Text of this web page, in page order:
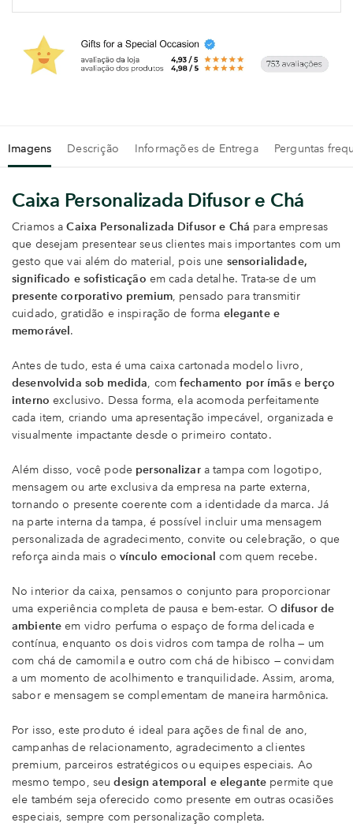
Imagens Descrição Informações de Entrega Perguntas
Caixa Personalizada Difusor e Chá
Criamos aCaixa Personalizada Difusor e Chá para empresas
que desejam presentear seus clientes mais importantes com um
gesto que vai além do material, pois une sensorialidade,
significado e sofisticação em cada detalhe. Trata-se de um
presente corporativo premium, pensado para transmitir
cuidado, gratidão e inspiração de forma elegante e
memorável.
Antes de tudo, esta é uma caixa cartonada modelo livro,
desenvolvida sob medida, comfechamento por ímãse berço
interno exclusivo. Dessa forma, ela acomoda perfeitamente
cada item, criando uma apresentação impecável, organizada e
visualmente impactante desde o primeiro contato.
Além disso, você pode personalizara tampa com logotipo,
mensagem ou arte exclusiva da empresa na parte externa,
tornando o presente coerente com a identidade da marca. Já
na parte interna da tampa, é possível incluir uma mensagem
personalizada de agradecimento, convite ou celebração, o que
reforça ainda mais o vínculo emocional com quem recebe.
No interior da caixa, pensamos o conjunto para proporcionar
uma experiência completa de pausa e bem-estar. O difusor de
ambiente em vidro perfuma o espaço de forma delicada e
contínua, enquanto os dois vidros com tampa de rolha — um
com chá de camomila e outro com chá de hibisco — convidam
a um momento de acolhimento e tranquilidade. Assim, aroma,
sabor e mensagem se complementam de maneira harmônica.
Por isso, este produto é ideal para ações de final de ano,
campanhas de relacionamento, agradecimento a clientes
premium, parceiros estratégicos ou equipes especiais. Ao
mesmo tempo, seudesign atemporal e elegante permite que
ele também seja oferecido como presente em outras ocasiões
especiais, sempre com personalização completa.